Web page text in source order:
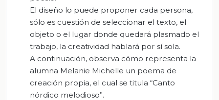
El diseño lo puede proponer cada persona,
sólo es cuestión de seleccionar el texto, el
objeto o el lugar donde quedará plasmado el
trabajo, la creatividad hablará por sí sola.
A continuación, observa cómo representa la
alumna Melanie Michelle un poema de
creación propia, el cual se titula “Canto
nórdico melodioso”.